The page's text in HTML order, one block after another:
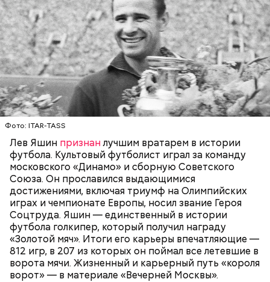
Фото: ITAR-TASS
Лев Яшин признанлучшим вратарем в истории
футбола. Культовый футболист играл за команду
московского «Динамо» и сборную Советского
Союза. Он прославился выдающимися
достижениями, включая триумф на Олимпийских
играх и чемпионате Европы, носил звание Героя
Соцтруда. Яшин — единственный в истории
футбола голкипер, который получил награду
«Золотой мяч». Итоги его карьеры впечатляющие —
812 игр, в 207 из которых он поймал все летевшие в
ворота мячи. Жизненный и карьерный путь «короля
ворот» — в материале «Вечерней Москвы».
Лев родился в Москве осенью 1929 года в семье
простых советских тружеников завода. Увлечение
футболом возникло еще в детстве: мальчик много
гонял мяч с соседскими детьми во дворе.
Безоблачную жизнь прервало начало Великой
Отечественной войны. Льва вместе с семьей
подростком стал работником тыла: был грузчиком
на заводе, потом освоил слесарное дело и
занимался этим наравне со взрослыми.
ФУТБОЛ СССР ЛЕВ ЯШИН ИСТОРИЯ